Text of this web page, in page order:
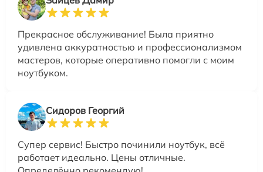
Прекрасное обслуживание! Была приятно
удивлена аккуратностью и профессионализмом
мастеров, которые оперативно помогли с моим
ноутбуком.
Сидоров Георгий
Супер сервис! Быстро починили ноутбук, всё
работает идеально. Цены отличные.